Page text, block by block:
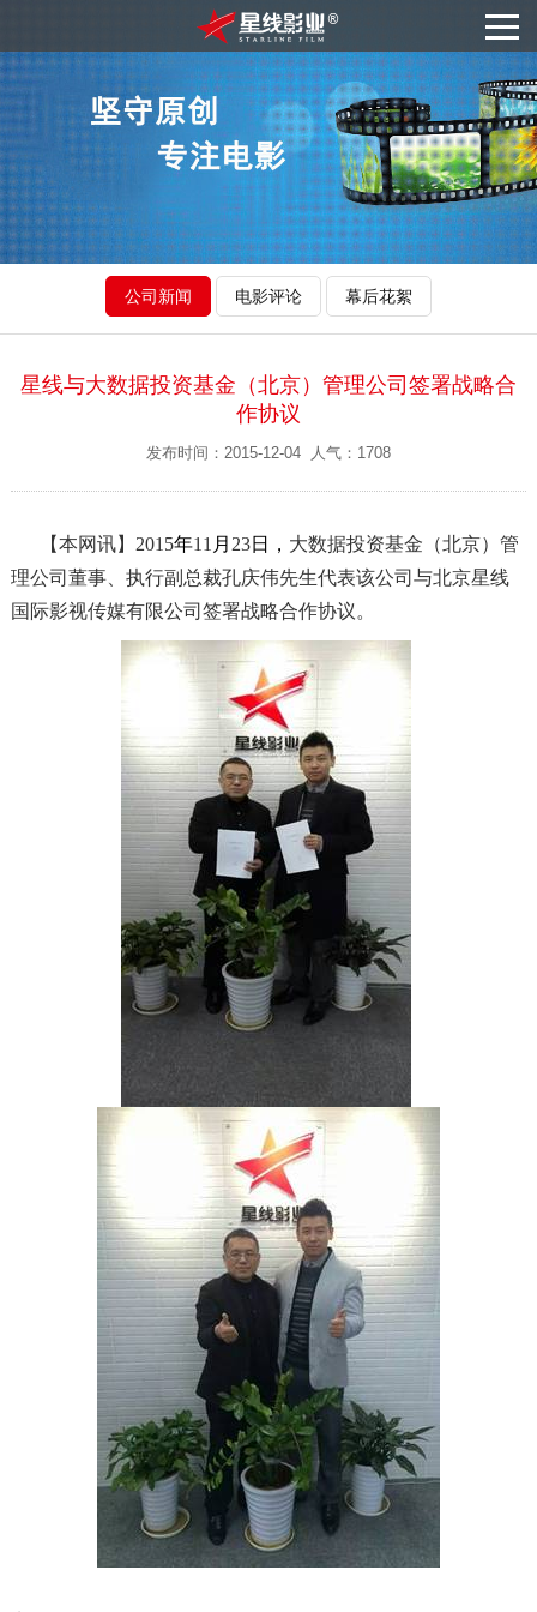
公司新闻 电影评论 幕后花絮
星线与大数据投资基金（北京）管理公司签署战略合
作协议
发布时间：2015-12-04 人气：1708
【本网讯】 2015年11 月 23日， 大数据投资基金（北京）管
理公司董事、执行副总裁孔庆伟先生代表该公司与北京星线
国际影视传媒有限公司签署战略合作协议。